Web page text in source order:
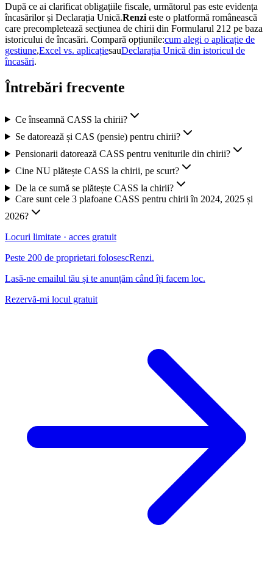
După ce ai clarificat obligațiile fiscale, următorul pas este evidența
încasărilor și Declarația Unică.Renzi este o platformă românească
care precompletează secțiunea de chirii din Formularul 212 pe baza
istoricului de încasări. Compară opțiunile:cum alegi o aplicație de
gestiune,Excel vs. aplicațiesauDeclarația Unică din istoricul de
încasări.
Întrebări frecvente
Ce înseamnă CASS la chirii?
Se datorează și CAS (pensie) pentru chirii?
Pensionarii datorează CASS pentru veniturile din chirii?
Cine NU plătește CASS la chirii, pe scurt?
De la ce sumă se plătește CASS la chirii?
Care sunt cele 3 plafoane CASS pentru chirii în 2024, 2025 și
2026?
Locuri limitate · acces gratuit
Peste 200 de proprietari folosescRenzi.
Lasă-ne emailul tău și te anunțăm când îți facem loc.
Rezervă-mi locul gratuit